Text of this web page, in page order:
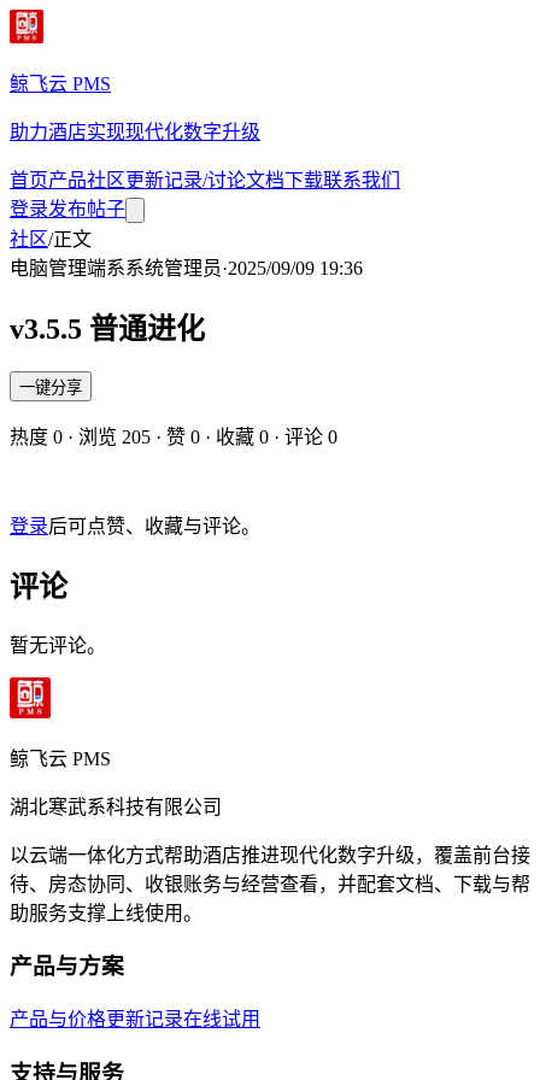
鲸飞云 PMS
助力酒店实现现代化数字升级
首页产品社区更新记录/讨论文档下载联系我们
登录发布帖子
社区/正文
电脑管理端系系统管理员·2025/09/09 19:36
v3.5.5 普通进化
一键分享
热度 0 · 浏览 205 · 赞 0 · 收藏 0 · 评论 0
登录后可点赞、收藏与评论。
评论
暂无评论。
鲸飞云 PMS
湖北寒武系科技有限公司
以云端一体化方式帮助酒店推进现代化数字升级，覆盖前台接
待、房态协同、收银账务与经营查看，并配套文档、下载与帮
助服务支撑上线使用。
产品与方案
产品与价格更新记录在线试用
支持与服务